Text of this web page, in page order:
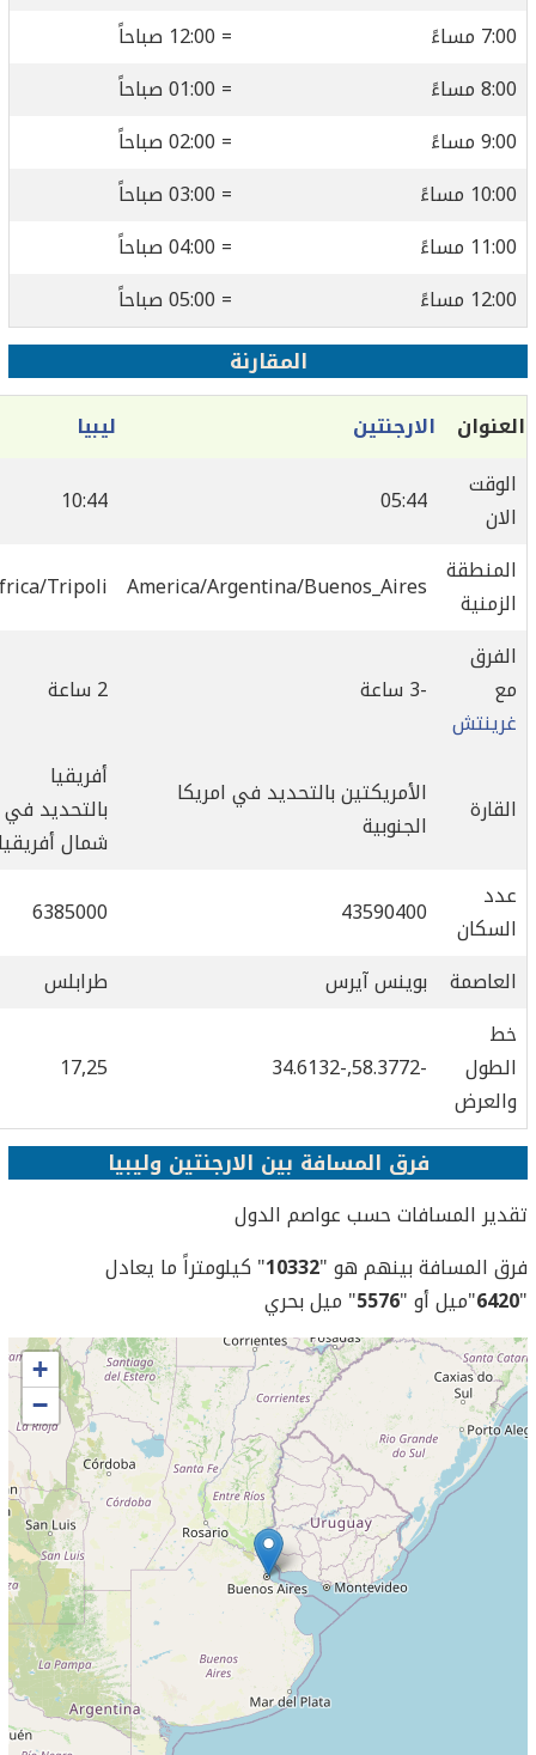
مساءً
مساءً
مساءً
مساءً
مساءً
مساءً
المقارنة
الارجنتين
ليبيا
05:44
10:44
America/Argentina/Buenos_Aires
Africa/Tripoli
الأمريكتين بالتحديد في امريكا
الجنوبية
أفريقيا
بالتحديد في
شمال أفريقيا
43590400
6385000
بوينس آيرس
طرابلس
17,25
فرق المسافة بين الارجنتين وليبيا
المسافات حسب عواصم الدول
المسافة بينهم هو "10332" كيلومتراً ما يعادل
"ميل أو "5576" ميل بحري
+
−